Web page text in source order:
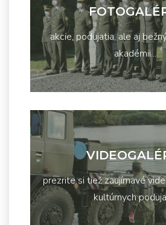
akcie, podujatia, ale aj
akadémii...
prezrite si tiež zaujímavé
kultúrnych